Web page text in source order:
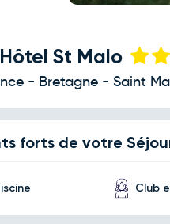
St Malo
- Bretagne - Saint
forts de votre
Club